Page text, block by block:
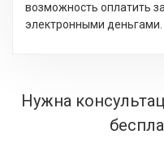
возможность оплатить
электронными деньгами.
Нужна